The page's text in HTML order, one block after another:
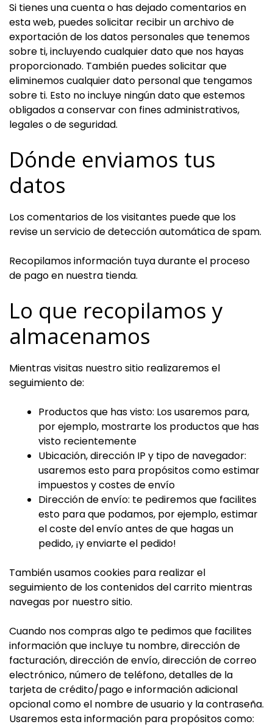
Si tienes una cuenta o has dejado comentarios en
esta web, puedes solicitar recibir un archivo de
exportación de los datos personales que tenemos
sobre ti, incluyendo cualquier dato que nos hayas
proporcionado. También puedes solicitar que
eliminemos cualquier dato personal que tengamos
sobre ti. Esto no incluye ningún dato que estemos
obligados a conservar con fines administrativos,
legales o de seguridad.
Dónde enviamos tus
datos
Los comentarios de los visitantes puede que los
revise un servicio de detección automática de spam.
Recopilamos información tuya durante el proceso
de pago en nuestra tienda.
Lo que recopilamos y
almacenamos
Mientras visitas nuestro sitio realizaremos el
seguimiento de:
Productos que has visto: Los usaremos para,
por ejemplo, mostrarte los productos que has
visto recientemente
Ubicación, dirección IP y tipo de navegador:
usaremos esto para propósitos como estimar
impuestos y costes de envío
Dirección de envío: te pediremos que facilites
esto para que podamos, por ejemplo, estimar
el coste del envío antes de que hagas un
pedido, ¡y enviarte el pedido!
También usamos cookies para realizar el
seguimiento de los contenidos del carrito mientras
navegas por nuestro sitio.
Cuando nos compras algo te pedimos que facilites
información que incluye tu nombre, dirección de
facturación, dirección de envío, dirección de correo
electrónico, número de teléfono, detalles de la
tarjeta de crédito/pago e información adicional
opcional como el nombre de usuario y la contraseña.
Usaremos esta información para propósitos como: